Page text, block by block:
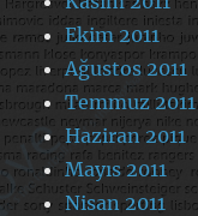
Ekim 2011
Ağustos 2011
Temmuz 2011
Haziran 2011
Mayıs 2011
Nisan 2011